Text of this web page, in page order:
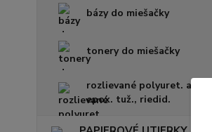
bázy do miešačky
tonery do miešačky
rozlievané polyuret. a
epox. tuž., riedid.